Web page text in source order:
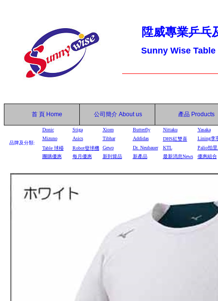
陞威專業乒乓
Sunny Wise
首 頁 Home 公司簡介 About us 產品 Products
品牌及分類:
Donic Stiga Xiom Butterfly Nittaku
Yasaka
Mizuno
Asics Tibhar Addidas DHS紅雙喜
Lining李
Table 球檯 Robot發球機 Gewo Dr. Neubauer KTL
Palio拍
團購優惠
每月優惠 新到貨品 新產品 最新消息News 優惠組合